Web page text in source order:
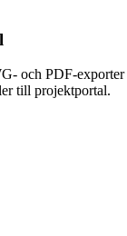
och PDF-
till projektportal.